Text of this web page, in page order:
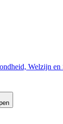
Welzijn en